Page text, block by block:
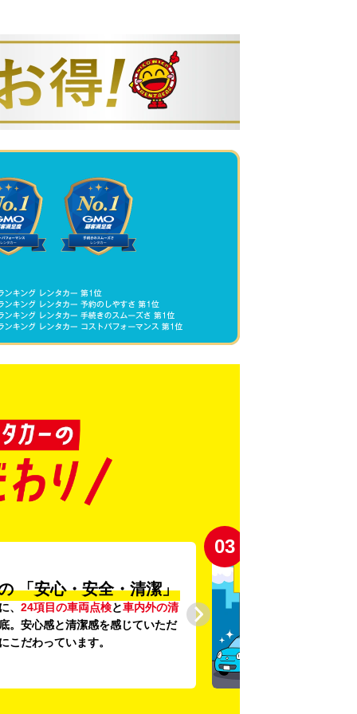
「安心・安全・清潔」
、 24項目の車両点検と車内外の清
。安心感と清潔感を感じていただ
こだわっています。
03